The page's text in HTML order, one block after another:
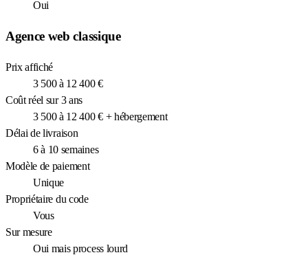
Oui
Agence web classique
Prix affiché
3 500 à 12 400 €
Coût réel sur 3 ans
3 500 à 12 400 € + hébergement
Délai de livraison
6 à 10 semaines
Modèle de paiement
Unique
Propriétaire du code
Vous
Sur mesure
Oui mais process lourd